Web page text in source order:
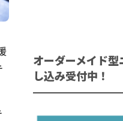
オーダーメイド型
し込み受付中！